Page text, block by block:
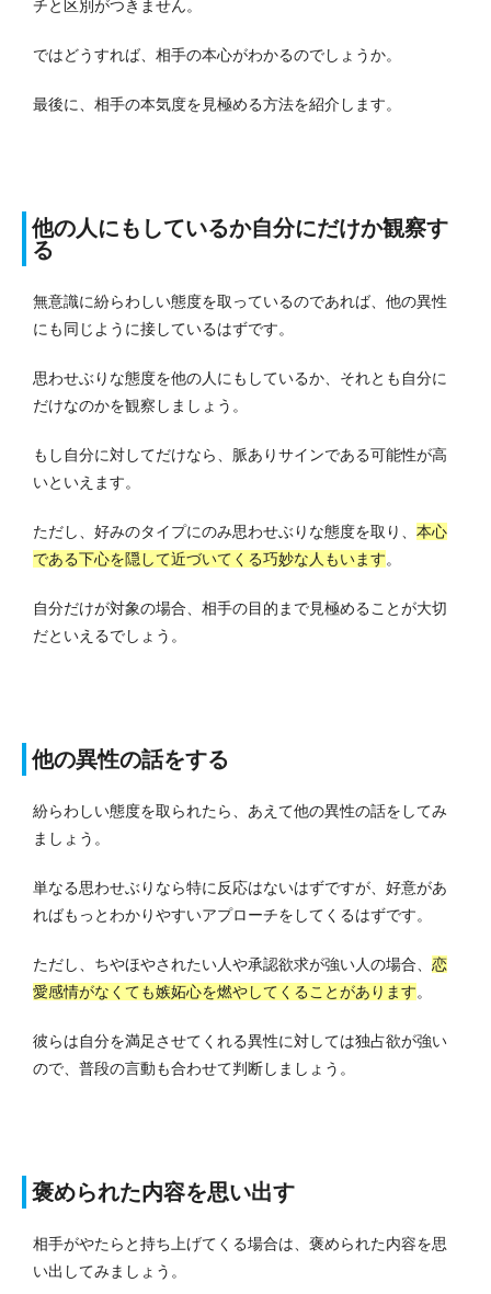
チと区別がつきません。
ではどうすれば、相手の本心がわかるのでしょうか。
最後に、相手の本気度を見極める方法を紹介します。
他の人にもしているか自分にだけか観察す
る
無意識に紛らわしい態度を取っているのであれば、他の異性
にも同じように接しているはずです。
思わせぶりな態度を他の人にもしているか、それとも自分に
だけなのかを観察しましょう。
もし自分に対してだけなら、脈ありサインである可能性が高
いといえます。
ただし、好みのタイプにのみ思わせぶりな態度を取り、 本心
である下心を隠して近づいてくる巧妙な人もいます。
自分だけが対象の場合、相手の目的まで見極めることが大切
だといえるでしょう。
他の異性の話をする
紛らわしい態度を取られたら、あえて他の異性の話をしてみ
ましょう。
単なる思わせぶりなら特に反応はないはずですが、好意があ
ればもっとわかりやすいアプローチをしてくるはずです。
ただし、ちやほやされたい人や承認欲求が強い人の場合、 恋
愛感情がなくても嫉妬心を燃やしてくることがあります。
彼らは自分を満足させてくれる異性に対しては独占欲が強い
ので、普段の言動も合わせて判断しましょう。
褒められた内容を思い出す
相手がやたらと持ち上げてくる場合は、褒められた内容を思
い出してみましょう。